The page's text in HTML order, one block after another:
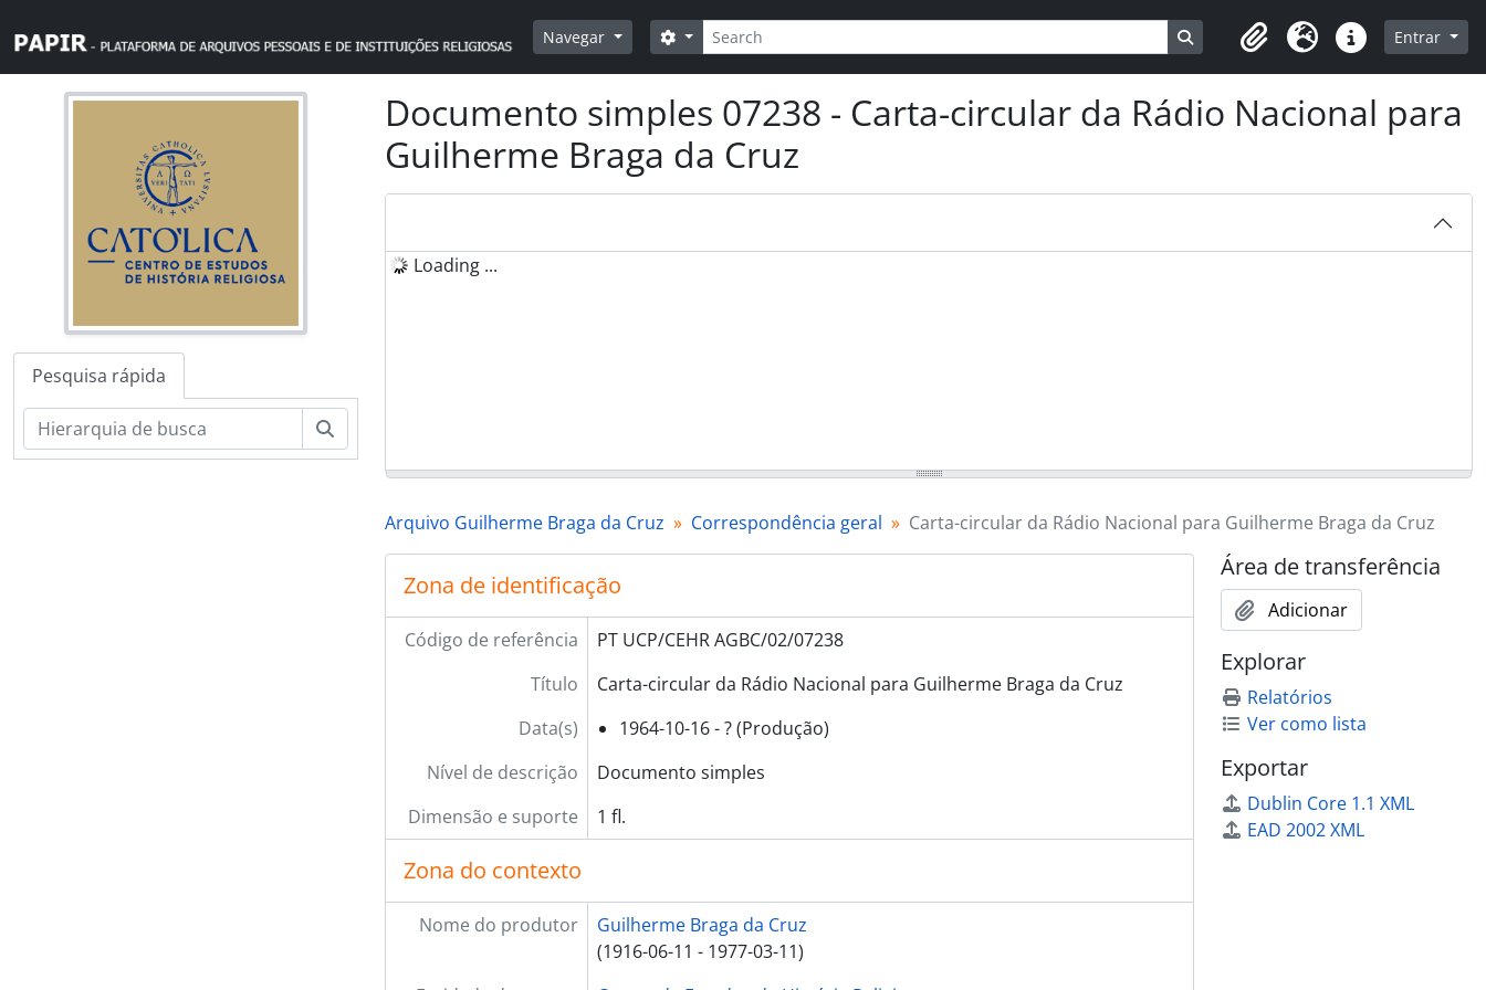
Navegar
Pesquisar
Opções de busca Busque na página de navegação
Clipboard
Idioma Ligações rápidas
Entrar
Pesquisa rápida
Documento simples 07238 - Carta-circular da Rádio Nacional para
Guilherme Braga da Cruz
Loading ...
Arquivo Guilherme Braga da Cruz Correspondência geral Carta-circular da Rádio Nacional para Guilherme Braga da Cruz
Zona de identificação
Código de referência
PT UCP/CEHR AGBC/02/07238
Título
Carta-circular da Rádio Nacional para Guilherme Braga da Cruz
Data(s)
1964-10-16 - ? (Produção)
Nível de descrição
Documento simples
Dimensão e suporte
1 fl.
Zona do contexto
Nome do produtor
Guilherme Braga da Cruz
(1916-06-11 - 1977-03-11)
Área de transferência
Adicionar
Explorar
Relatórios
Ver como lista
Exportar
Dublin Core 1.1 XML
EAD 2002 XML